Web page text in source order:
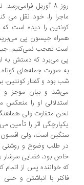
روز 8 آوریل فرامی‌رسد.
را دیده است که
جیسون پی می‌بریم که
تعجب نمی‌کنیم. جیسون به
می‌برد که دستش به او
صورت جمله‌های کوتاه و
بود و گفتار کونتین،‌ برادر
و بیان موجز و
او را منعکس
متفاوت ولی هماهنگ
اثر را تأمین می‌کند.
است، ‌ولی افسون
طلب وضوح و روشنی کلام
بود،‌ فضایی سرشار و
خواننده پس از اتمام کتاب
با انباشتن و حتی